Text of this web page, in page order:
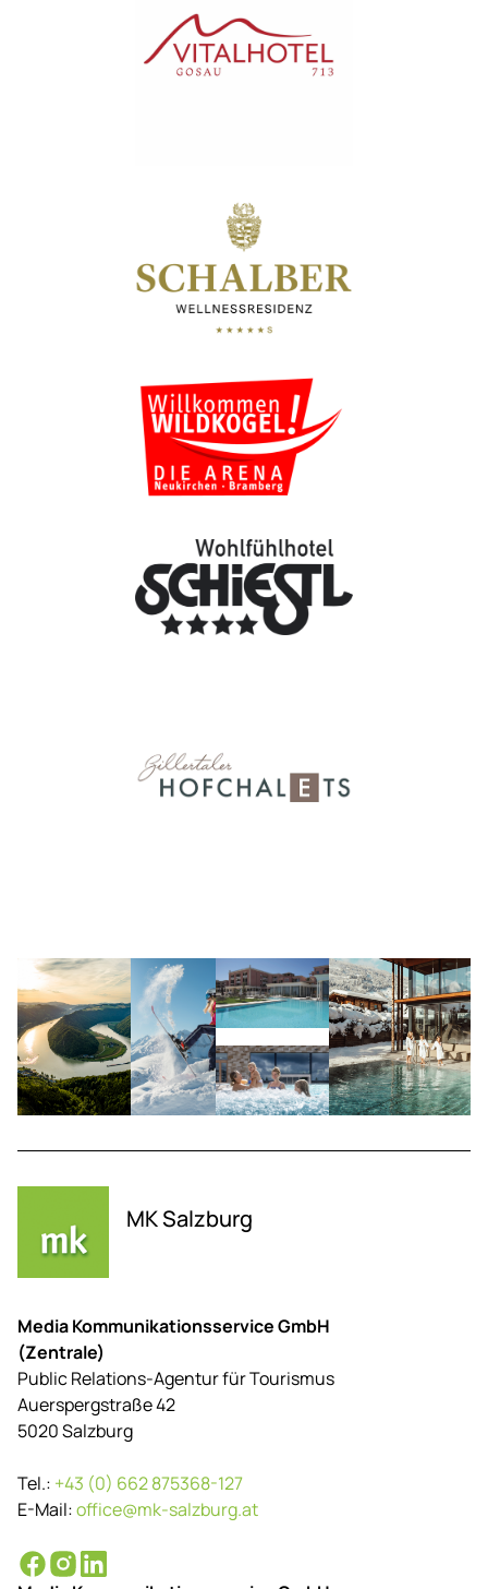
MK Salzburg
Media Kommunikationsservice GmbH
(Zentrale)
Public Relations-Agentur für Tourismus
Auerspergstraße 42
5020 Salzburg
Tel.: +43 (0) 662 875368-127
E-Mail:office@mk-salzburg.at